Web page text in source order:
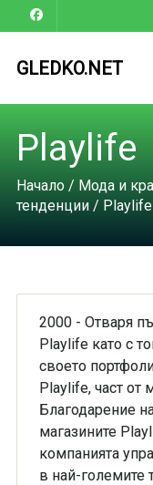
GLEDKO.NET
Playlife
Начало/ Мода и
тенденции/ Playlife
2000 - Отваря
Playlife като с
своето
Playlife, част от
Благодарение
магазините
компанията
в най-големите